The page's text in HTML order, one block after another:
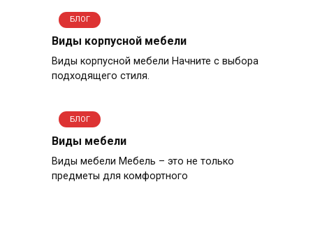
БЛОГ
Виды корпусной мебели
Виды корпусной мебели Начните с выбора
подходящего стиля.
БЛОГ
Виды мебели
Виды мебели Мебель – это не только
предметы для комфортного